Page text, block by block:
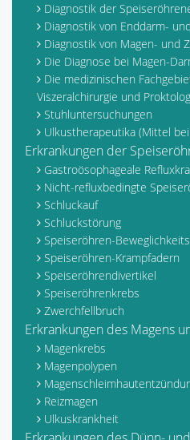
Diagnostik der
Diagnostik von Enddarm-
Diagnostik von Magen- und
Die Diagnose bei Magen-
Die medizinischen
Viszeralchirurgie und
Stuhluntersuchungen
Ulkustherapeutika (Mittel
Erkrankungen der
Gastroösophageale
Nicht-refluxbedingte
Schluckauf
Schluckstörung
Speiseröhren-
Speiseröhren-Krampfadern
Speiseröhrendivertikel
Speiseröhrenkrebs
Zwerchfellbruch
Erkrankungen des Magens
Magenkrebs
Magenpolypen
Reizmagen
Ulkuskrankheit